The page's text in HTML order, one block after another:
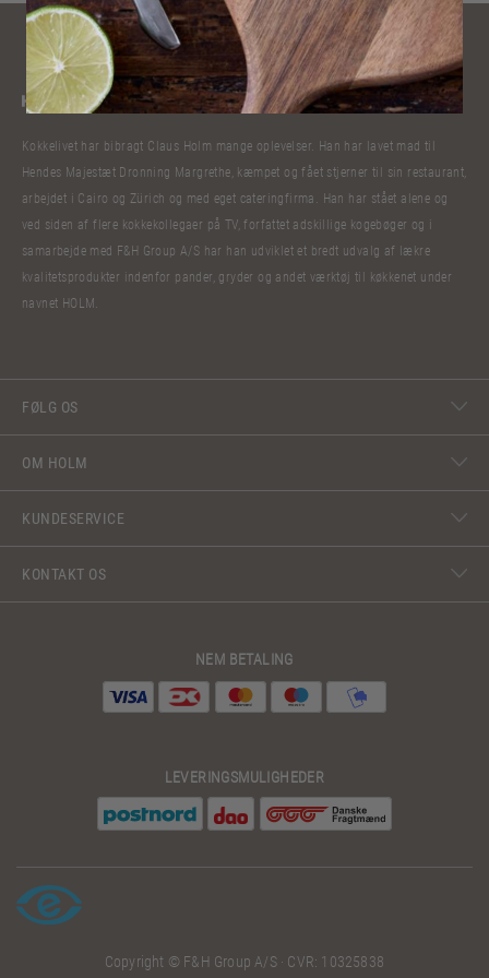
Kokkelivet har bibragt Claus Holm mange oplevelser. Han har lavet mad til
Hendes Majestæt Dronning Margrethe, kæmpet og fået stjerner til sin restaurant,
arbejdet i Cairo og Zürich og med eget cateringfirma. Han har stået alene og
ved siden af flere kokkekollegaer på TV, forfattet adskillige kogebøger og i
samarbejde med F&H Group A/S har han udviklet et bredt udvalg af lækre
kvalitetsprodukter indenfor pander, gryder og andet værktøj til køkkenet under
navnet HOLM.
FØLG OS
OM HOLM
KUNDESERVICE
KONTAKT OS
NEM BETALING
LEVERINGSMULIGHEDER
Copyright © F&H Group A/S · CVR: 10325838